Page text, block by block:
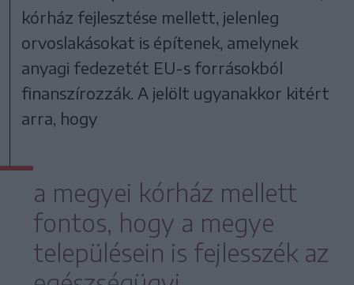
kórház fejlesztése mellett, jelenleg
orvoslakásokat is építenek, amelynek
anyagi fedezetét EU-s forrásokból
finanszírozzák. A jelölt ugyanakkor kitért
arra, hogy
a megyei kórház mellett
fontos, hogy a megye
településein is fejlesszék az